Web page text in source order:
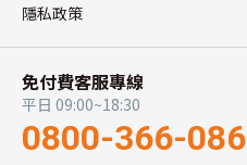
隱私政策
免付費客服專線
平日 09:00~18:30
0800-366-086